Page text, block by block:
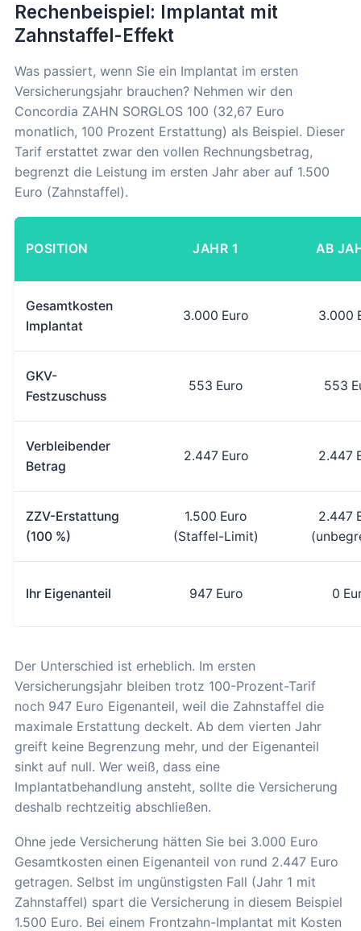
Rechenbeispiel: Implantat mit
Zahnstaffel-Effekt
Was passiert, wenn Sie ein Implantat im ersten
Versicherungsjahr brauchen? Nehmen wir den
Concordia ZAHN SORGLOS 100 (32,67 Euro
monatlich, 100 Prozent Erstattung) als Beispiel. Dieser
Tarif erstattet zwar den vollen Rechnungsbetrag,
begrenzt die Leistung im ersten Jahr aber auf 1.500
Euro (Zahnstaffel).
POSITION JAHR 1 AB
Gesamtkosten
Implantat
3.000 Euro 3.000
GKV-
Festzuschuss
553 Euro 553
Verbleibender
Betrag
2.447 Euro 2.447
ZZV-Erstattung
(100 %)
1.500 Euro
(Staffel-Limit)
2.447
Ihr Eigenanteil 947 Euro 0
Der Unterschied ist erheblich. Im ersten
Versicherungsjahr bleiben trotz 100-Prozent-Tarif
noch 947 Euro Eigenanteil, weil die Zahnstaffel die
maximale Erstattung deckelt. Ab dem vierten Jahr
greift keine Begrenzung mehr, und der Eigenanteil
sinkt auf null. Wer weiß, dass eine
Implantatbehandlung ansteht, sollte die Versicherung
deshalb rechtzeitig abschließen.
Ohne jede Versicherung hätten Sie bei 3.000 Euro
Gesamtkosten einen Eigenanteil von rund 2.447 Euro
getragen. Selbst im ungünstigsten Fall (Jahr 1 mit
Zahnstaffel) spart die Versicherung in diesem Beispiel
1.500 Euro. Bei einem Frontzahn-Implantat mit Kosten